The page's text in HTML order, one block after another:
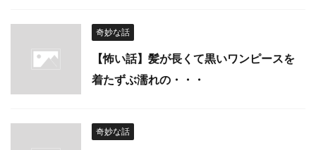
奇妙な話
【怖い話】髪が長くて黒いワンピースを
着たずぶ濡れの・・・
奇妙な話